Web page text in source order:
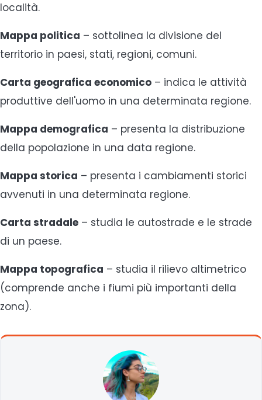
località.
Mappa politica – sottolinea la divisione del
territorio in paesi, stati, regioni, comuni.
Carta geografica economico – indica le attività
produttive dell'uomo in una determinata regione.
Mappa demografica – presenta la distribuzione
della popolazione in una data regione.
Mappa storica – presenta i cambiamenti storici
avvenuti in una determinata regione.
Carta stradale – studia le autostrade e le strade
di un paese.
Mappa topografica – studia il rilievo altimetrico
(comprende anche i fiumi più importanti della
zona).